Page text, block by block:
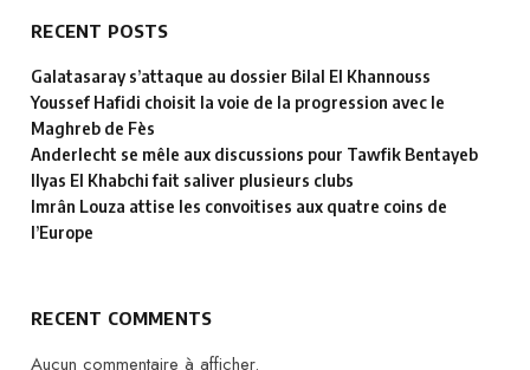
RECENT POSTS
Galatasaray s’attaque au dossier Bilal El Khannouss
Youssef Hafidi choisit la voie de la progression avec le
Maghreb de Fès
Anderlecht se mêle aux discussions pour Tawfik Bentayeb
Ilyas El Khabchi fait saliver plusieurs clubs
Imrân Louza attise les convoitises aux quatre coins de
l’Europe
RECENT COMMENTS
Aucun commentaire à afficher.